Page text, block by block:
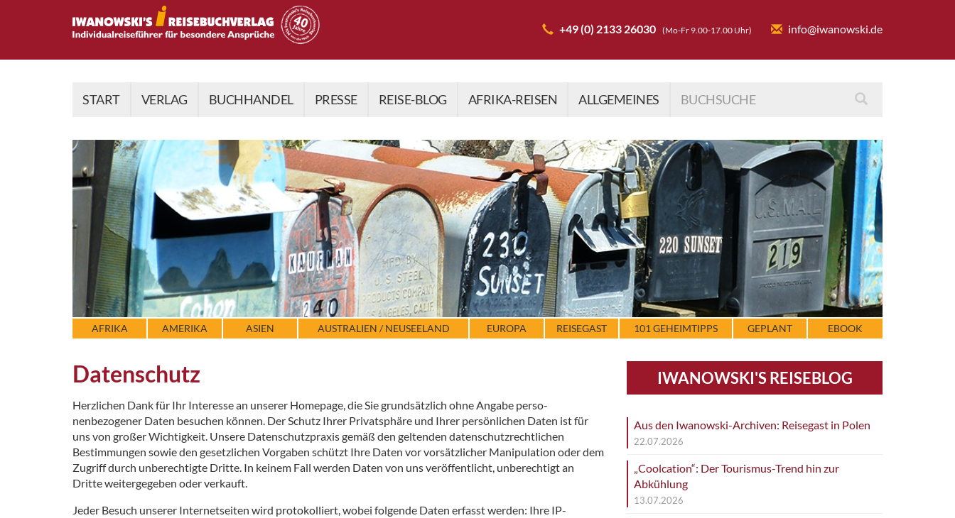
+49 (0) 2133 26030 (Mo-Fr 9.00-17.00 Uhr) info@iwanowski.de
START VERLAG BUCHHANDEL PRESSE REISE-BLOG AFRIKA-REISEN ALLGEMEINES
AFRIKA AMERIKA ASIEN AUSTRALIEN / NEUSEELAND EUROPA REISEGAST 101 GEHEIMTIPPS GEPLANT EBOOK
Datenschutz
Herzlichen Dank für Ihr Interesse an unserer Homepage, die Sie grundsätzlich ohne Angabe perso-
nenbezogener Daten besuchen können. Der Schutz Ihrer Privatsphäre und Ihrer persönlichen Daten ist für
uns von großer Wichtigkeit. Unsere Datenschutzpraxis gemäß den geltenden datenschutzrechtlichen
Bestimmungen sowie den gesetzlichen Vorgaben schützt Ihre Daten vor vorsätzlicher Manipulation oder dem
Zugriff durch unberechtigte Dritte. In keinem Fall werden Daten von uns veröffentlicht, unberechtigt an
Dritte weitergegeben oder verkauft.
Jeder Besuch unserer Internetseiten wird protokolliert, wobei folgende Daten erfasst werden: Ihre IP-
IWANOWSKI'S REISEBLOG
Aus den Iwanowski-Archiven: Reisegast in Polen
22.07.2026
„Coolcation“: Der Tourismus-Trend hin zur
Abkühlung
13.07.2026